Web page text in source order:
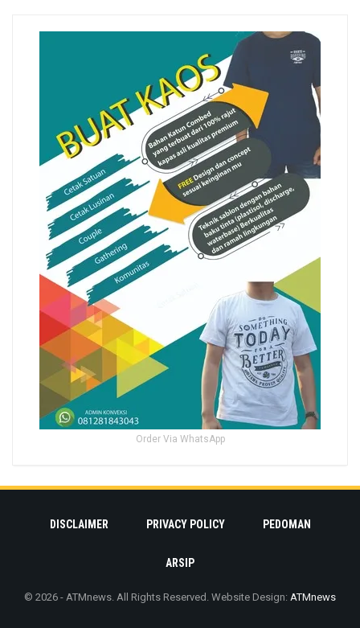
Order Via WhatsApp
DISCLAIMER PRIVACY POLICY PEDOMAN
ARSIP
© 2026 - ATMnews. All Rights Reserved. Website Design: ATMnews